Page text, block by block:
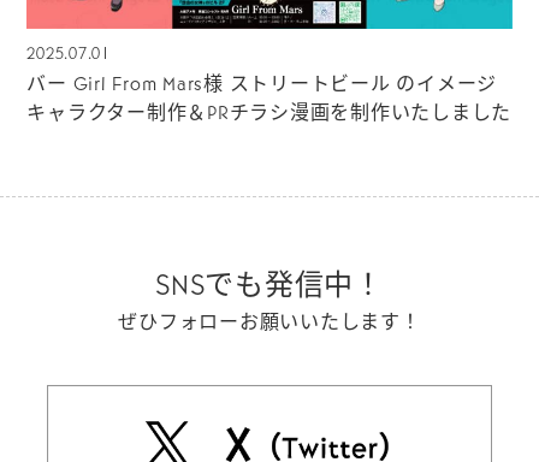
2025.07.01
バー Girl From Mars様 ストリートビール のイメージ
キャラクター制作＆PRチラシ漫画を制作いたしました
SNSでも発信中！
ぜひフォローお願いいたします！